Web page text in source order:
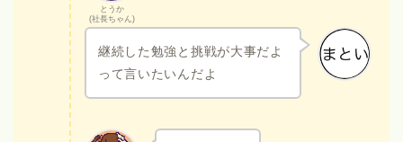
とうか
(社長ちゃん)
継続した勉強と挑戦が大事だよ
って言いたいんだよ